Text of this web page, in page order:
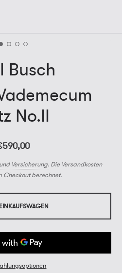
Busch
No.II
Versicherung. Die Versandkosten
Checkout berechnet.